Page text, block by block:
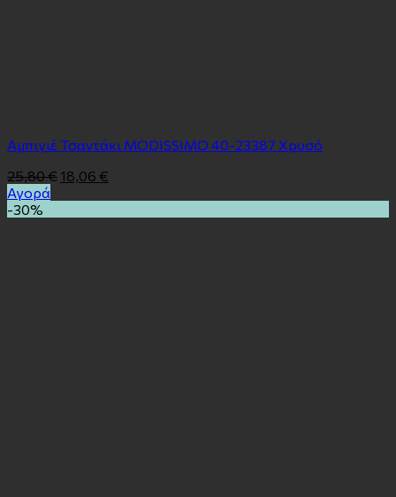
Αμπιγιέ Τσαντάκι MODISSIMO 40-23387 Χρυσό
25,80€ 18,06 €
Αγορά
-30%